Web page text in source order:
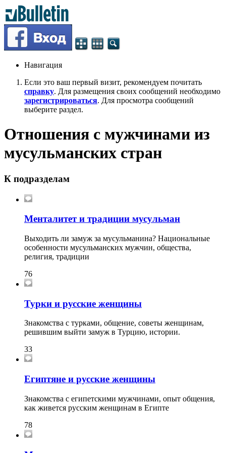
Навигация
Если это ваш первый визит, рекомендуем почитать
справку. Для размещения своих сообщений необходимо
зарегистрироваться. Для просмотра сообщений
выберите раздел.
Отношения с мужчинами из
мусульманских стран
К подразделам
Менталитет и традиции мусульман
Выходить ли замуж за мусульманина? Национальные
особенности мусульманских мужчин, общества,
религия, традиции
76
Турки и русские женщины
Знакомства с турками, общение, советы женщинам,
решившим выйти замуж в Турцию, истории.
33
Египтяне и русские женщины
Знакомства с египетскими мужчинами, опыт общения,
как живется русским женщинам в Египте
78